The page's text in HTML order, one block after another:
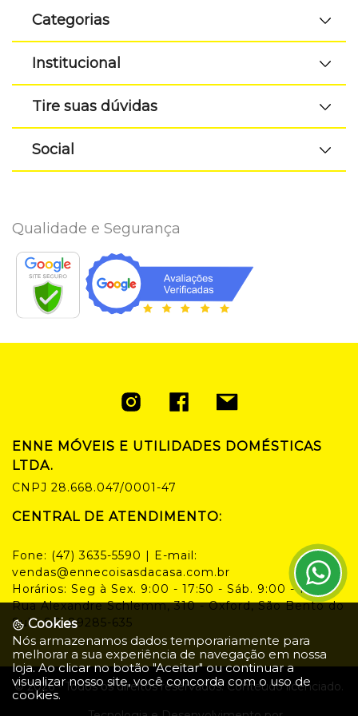
Categorias
Institucional
Tire suas dúvidas
Social
Qualidade e Segurança
ENNE MÓVEIS E UTILIDADES DOMÉSTICAS
LTDA.
CNPJ 28.668.047/0001-47
CENTRAL DE ATENDIMENTO:
Fone: (47) 3635-5590 | E-mail:
vendas@ennecoisasdacasa.com.br
Horários: Seg à Sex. 9:00 - 17:50 - Sáb. 9:00 - 14:00
Rua Alexandre Schlemm, 310 - Oxford, São Bento do
Sul - SC, 89285-635
©2026- Todos os direitos reservados. Conteúdo licenciado.
Cookies
Nós armazenamos dados temporariamente para
melhorar a sua experiência de navegação em nossa
loja. Ao clicar no botão "Aceitar" ou continuar a
visualizar nosso site, você concorda com o uso de
cookies.